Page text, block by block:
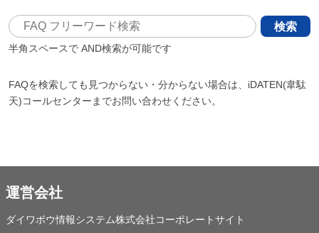
検索
半角スペースでAND検索が可能です
FAQを検索しても見つからない・分からない場合は、iDATEN(韋駄
天)コールセンターまでお問い合わせください。
運営会社
ダイワボウ情報システム株式会社コーポレートサイト